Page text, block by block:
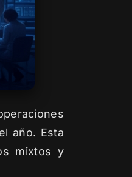
año. Esta
mixtos y